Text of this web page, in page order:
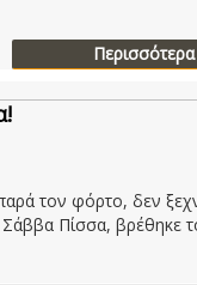
Περισσότερα
τον φόρτο, δεν
Πίσσα, βρέθηκε